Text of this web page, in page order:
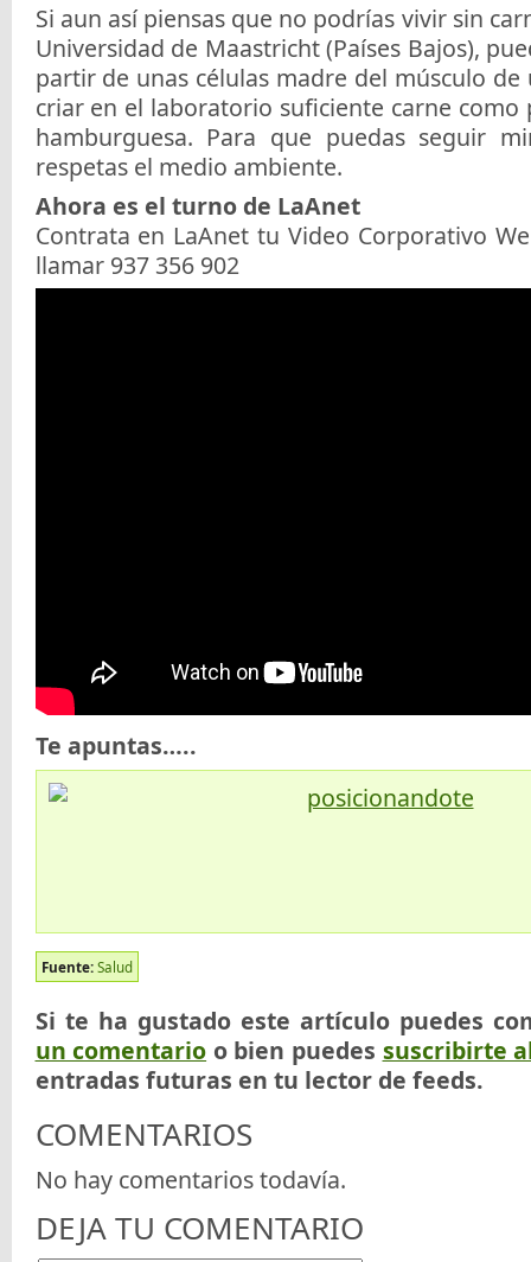
Si aun así piensas que no podrías vivir sin
Universidad de Maastricht (Países Bajos),
partir de unas células madre del músculo de
criar en el laboratorio suficiente carne como
hamburguesa. Para que puedas seguir
respetas el medio ambiente.
Ahora es el turno de LaAnet
Contrata en LaAnet tu Video Corporativo
llamar 937 356 902
Te apuntas…..
Fuente: Salud
Si te ha gustado este artículo puedes
un comentario o bien puedes suscribirte
entradas futuras en tu lector de feeds.
COMENTARIOS
No hay comentarios todavía.
DEJA TU COMENTARIO